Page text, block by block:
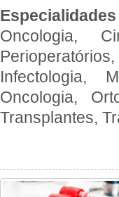
Oncologia,
Infectologia,
Oncologia,
Transplantes,